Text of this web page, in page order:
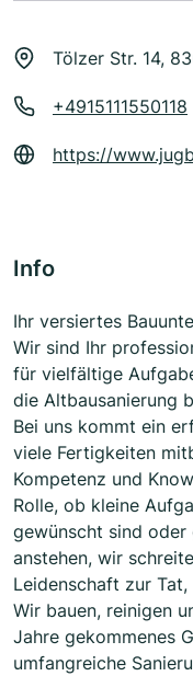
Tölzer Str. 14,
+4915111550118
https://
Info
Ihr versiertes
Wir sind Ihr
für vielfältige
die Altbausanierung
Bei uns kommt ein
viele Fertigkeiten
Kompetenz und
Rolle, ob kleine
gewünscht sind oder
anstehen, wir
Leidenschaft zur
Wir bauen, reinigen
Jahre gekommenes
umfangreiche